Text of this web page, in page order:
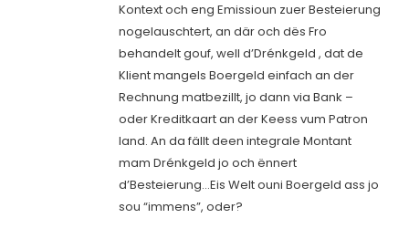
Kontext och eng Emissioun zuer Besteierung
nogelauschtert, an där och dës Fro
behandelt gouf, well d’Drénkgeld , dat de
Klient mangels Boergeld einfach an der
Rechnung matbezillt, jo dann via Bank –
oder Kreditkaart an der Keess vum Patron
land. An da fällt deen integrale Montant
mam Drénkgeld jo och ënnert
d’Besteierung…Eis Welt ouni Boergeld ass jo
sou “immens”, oder?